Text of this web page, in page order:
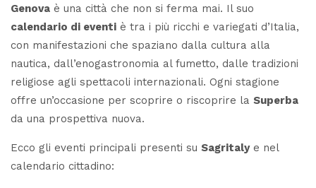
Genova è una città che non si ferma mai. Il suo
calendario di eventi è tra i più ricchi e variegati d’Italia,
con manifestazioni che spaziano dalla cultura alla
nautica, dall’enogastronomia al fumetto, dalle tradizioni
religiose agli spettacoli internazionali. Ogni stagione
offre un’occasione per scoprire o riscoprire la Superba
da una prospettiva nuova.
Ecco gli eventi principali presenti su Sagritalye nel
calendario cittadino: